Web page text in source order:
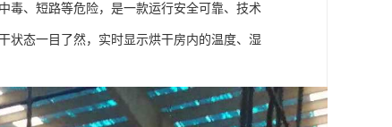
毒、短路等危险，是一款运行安全可靠、技术
状态一目了然，实时显示烘干房内的温度、湿